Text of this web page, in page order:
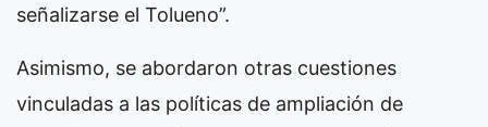
señalizarse el Tolueno”.
Asimismo, se abordaron otras cuestiones
vinculadas a las políticas de ampliación de